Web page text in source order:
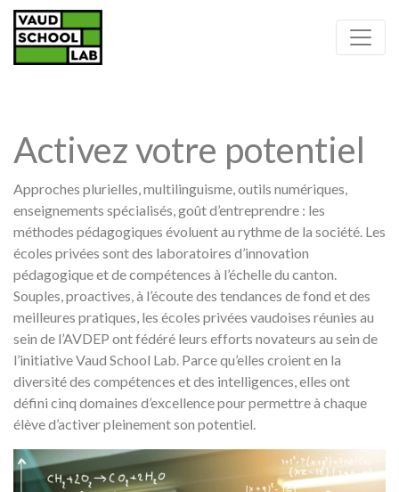
Activez votre potentiel
Approches plurielles, multilinguisme, outils numériques,
enseignements spécialisés, goût d’entreprendre : les
méthodes pédagogiques évoluent au rythme de la société. Les
écoles privées sont des laboratoires d’innovation
pédagogique et de compétences à l’échelle du canton.
Souples, proactives, à l’écoute des tendances de fond et des
meilleures pratiques, les écoles privées vaudoises réunies au
sein de l’AVDEP ont fédéré leurs efforts novateurs au sein de
l’initiative Vaud School Lab. Parce qu’elles croient en la
diversité des compétences et des intelligences, elles ont
défini cinq domaines d’excellence pour permettre à chaque
élève d’activer pleinement son potentiel.